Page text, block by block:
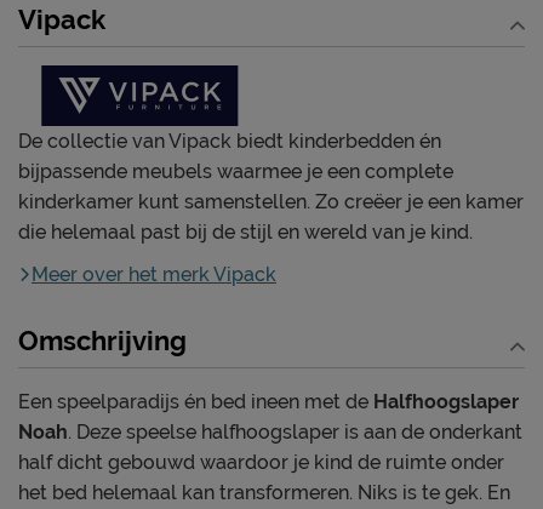
Vipack
De collectie van Vipack biedt kinderbedden én
bijpassende meubels waarmee je een complete
kinderkamer kunt samenstellen. Zo creëer je een kamer
die helemaal past bij de stijl en wereld van je kind.
Meer over het merk Vipack
Omschrijving
Een speelparadijs én bed ineen met de Halfhoogslaper
Noah. Deze speelse halfhoogslaper is aan de onderkant
half dicht gebouwd waardoor je kind de ruimte onder
het bed helemaal kan transformeren. Niks is te gek. En